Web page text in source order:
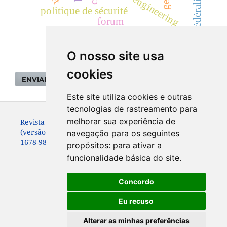
O nosso site usa
cookies
Este site utiliza cookies e outras
tecnologias de rastreamento para
melhorar sua experiência de
navegação para os seguintes
propósitos: para ativar a
funcionalidade básica do site.
Concordo
Eu recuso
Alterar as minhas preferências
politique de sécurité
forum
ENVIAR SUBMISSÃO
Revista de Sociologia e Política. ISSN: 0104-4478
(versão impressa)
1678-9873 (versão online)